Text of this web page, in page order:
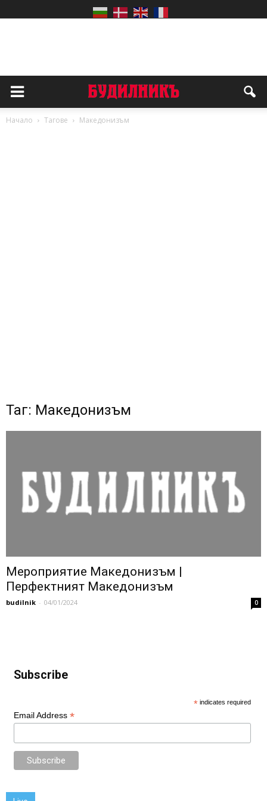
Начало Тагове Македонизъм
Таг: Македонизъм
Мероприятие Македонизъм |
Перфектният Македонизъм
budilnik - 04/01/2024 0
Subscribe
* indicates required
Email Address *